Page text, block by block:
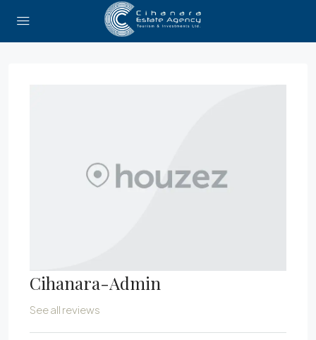
Cihanara-Admin
See all reviews